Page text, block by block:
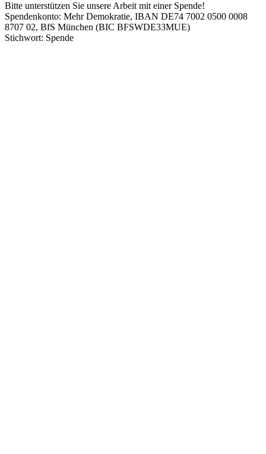
Bitte unterstützen Sie unsere Arbeit mit einer Spende!
Spendenkonto: Mehr Demokratie, IBAN DE74 7002 0500 0008
8707 02, BfS München (BIC BFSWDE33MUE)
Stichwort: Spende